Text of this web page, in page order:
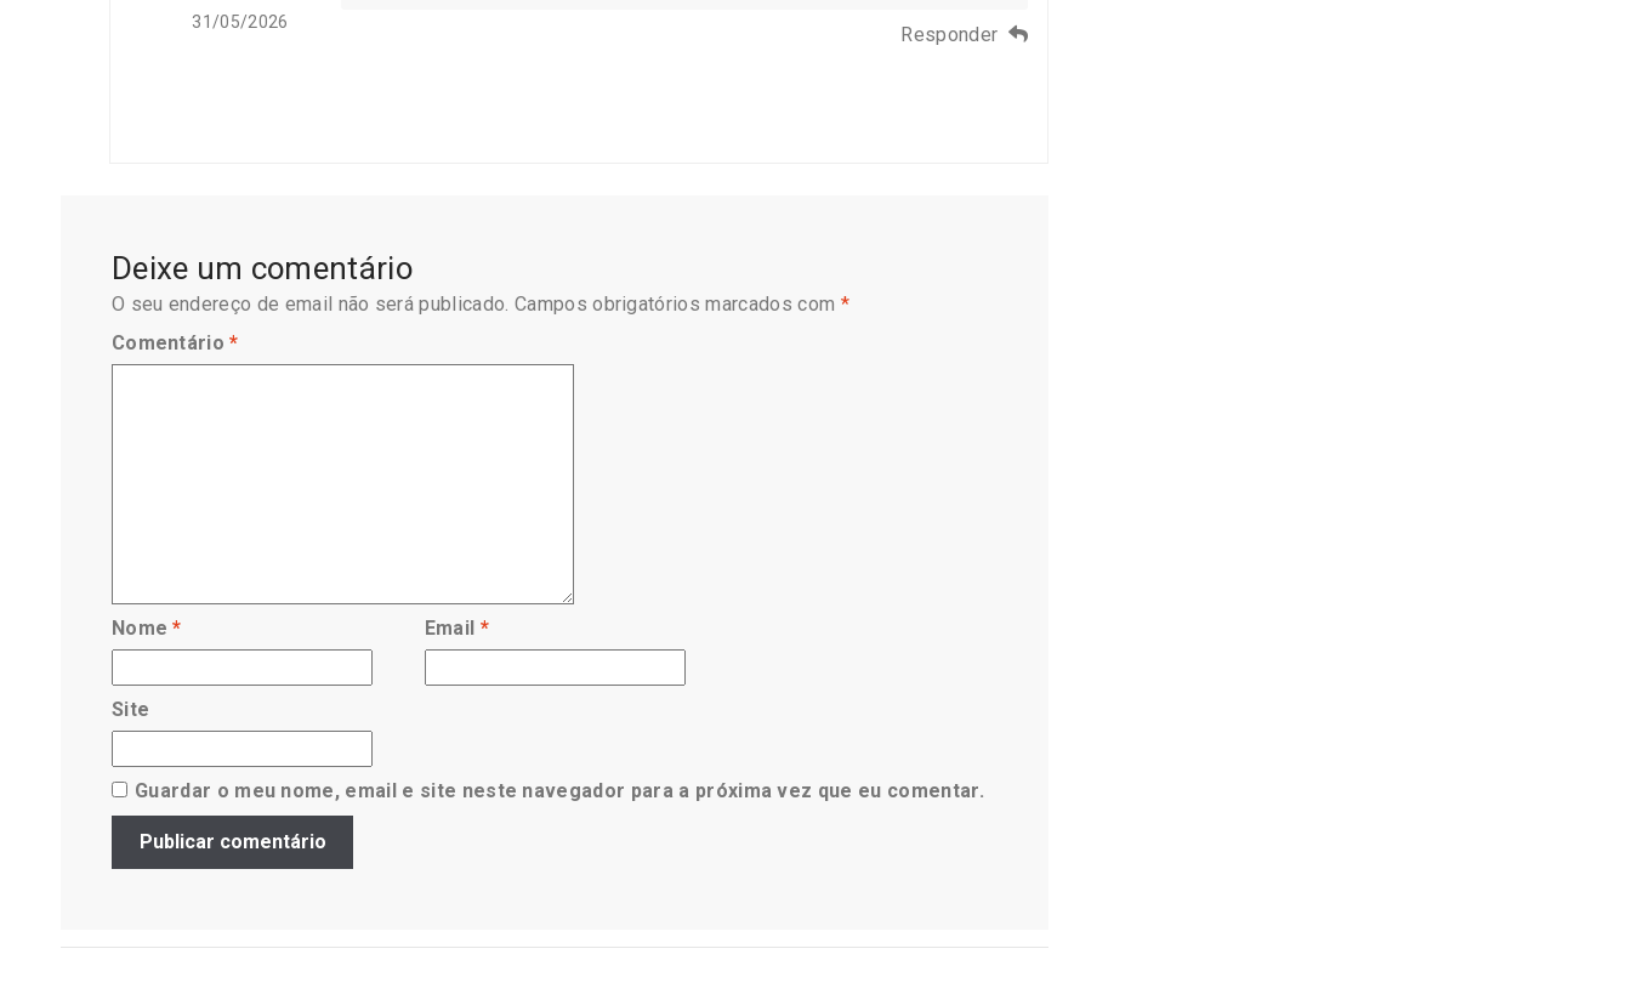
31/05/2026
Responder
Deixe um comentário
O seu endereço de email não será publicado. Campos obrigatórios marcados com *
Comentário*
Nome* Email *
Site
Guardar o meu nome, email e site neste navegador para a próxima vez que eu comentar.